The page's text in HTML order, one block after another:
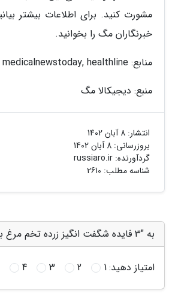
مشورت کنید. برای اطلاعات بیشتر
خبرنگاران مگ را بخوانید.
منابع: medicalnewstoday, healthline
منبع: دیجیکالا مگ
انتشار: 8 آبان 1402
بروزرسانی: 8 آبان 1402
گردآورنده: russiaro.ir
شناسه مطلب: 2610
به "3 فایده شگفت انگیز زرده تخم مرغ برای مو" امتیاز دهید
امتیاز دهید:1
2
3
4